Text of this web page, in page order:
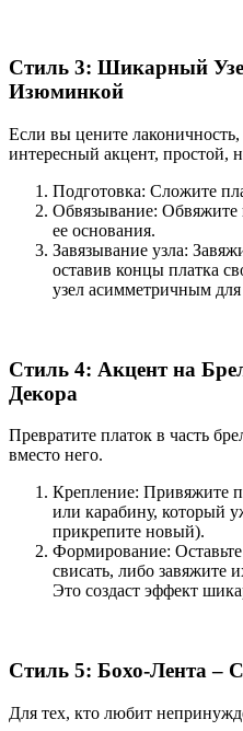
Стиль 3: Шикарный
Изюминкой
Если вы цените лаконичность,
интересный акцент, простой,
Подготовка: Сложите
Обвязывание: Обвяжите
ее основания.
Завязывание узла:
оставив концы платка
узел асимметричным
Стиль 4: Акцент на
Декора
Превратите платок в часть
вместо него.
Крепление: Привяжите
или карабину, который
прикрепите новый).
Формирование:
свисать, либо завяжите
Это создаст эффект
Стиль 5: Бохо-Лента –
Для тех, кто любит